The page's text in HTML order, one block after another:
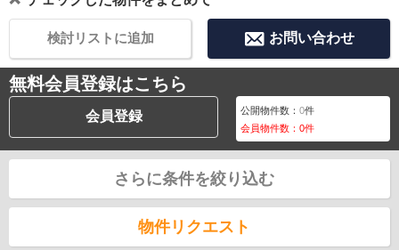
お問い合わせ
検討リストに追加
無料会員登録はこちら
会員登録 公開物件数：0件
会員物件数：0件
さらに条件を絞り込む
物件リクエスト